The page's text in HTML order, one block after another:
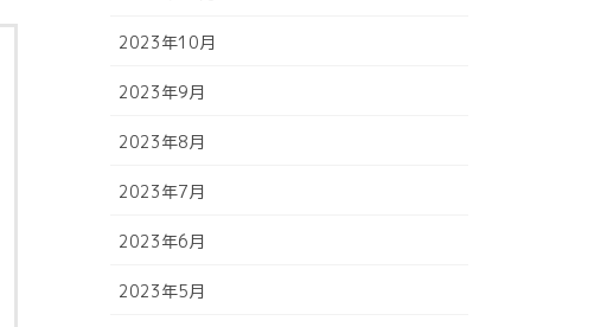
2023年10月
2023年9月
2023年8月
2023年7月
2023年6月
2023年5月